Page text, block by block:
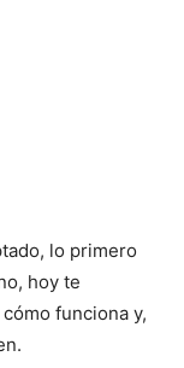
lo primero
hoy te
funciona y,